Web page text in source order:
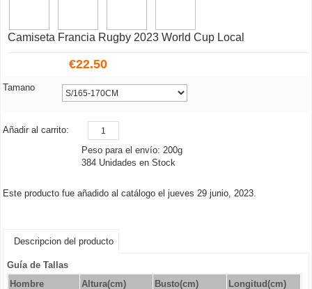
Camiseta Francia Rugby 2023 World Cup Local
€22.50
Tamano
Añadir al carrito:
Peso para el envío: 200g
384 Unidades en Stock
Este producto fue añadido al catálogo el jueves 29 junio, 2023.
Descripcion del producto
Guía de Tallas
Hombre
Altura(cm) Busto(cm) Longitud(cm)